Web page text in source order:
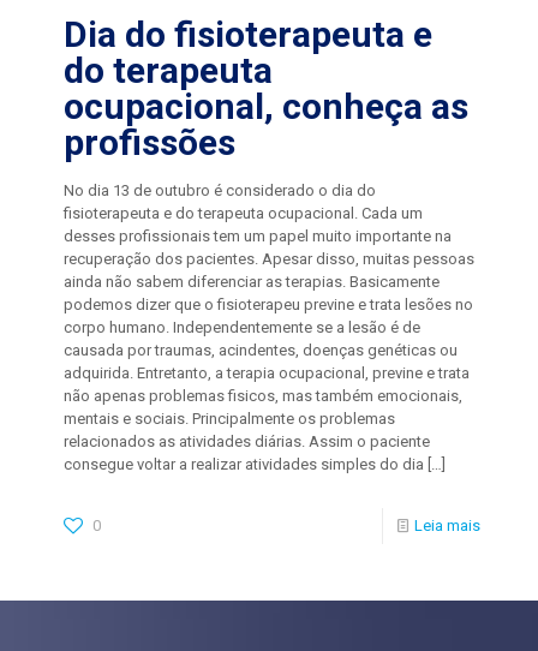
Dia do fisioterapeuta e
do terapeuta
ocupacional, conheça as
profissões
No dia 13 de outubro é considerado o dia do
fisioterapeuta e do terapeuta ocupacional. Cada um
desses profissionais tem um papel muito importante na
recuperação dos pacientes. Apesar disso, muitas pessoas
ainda não sabem diferenciar as terapias. Basicamente
podemos dizer que o fisioterapeu previne e trata lesões no
corpo humano. Independentemente se a lesão é de
causada por traumas, acindentes, doenças genéticas ou
adquirida. Entretanto, a terapia ocupacional, previne e trata
não apenas problemas fisicos, mas também emocionais,
mentais e sociais. Principalmente os problemas
relacionados as atividades diárias. Assim o paciente
consegue voltar a realizar atividades simples do dia
0 Leia mais